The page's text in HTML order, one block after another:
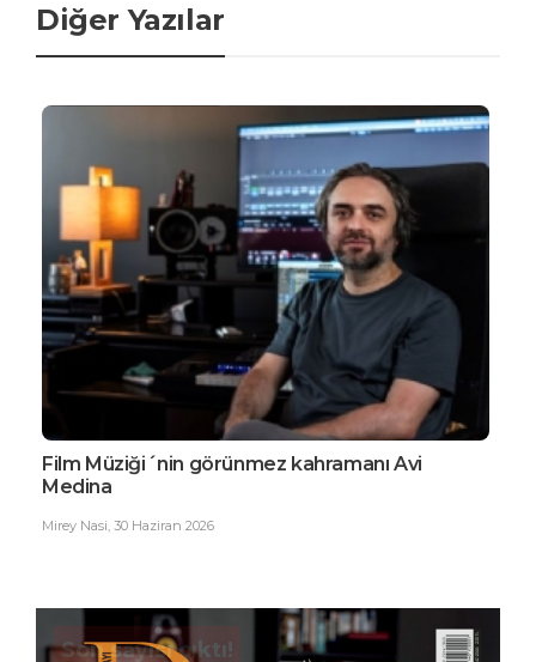
Diğer Yazılar
Film Müziği´nin görünmez kahramanı Avi
Medina
Mirey Nasi, 30 Haziran 2026
Son sayısı çıktı!